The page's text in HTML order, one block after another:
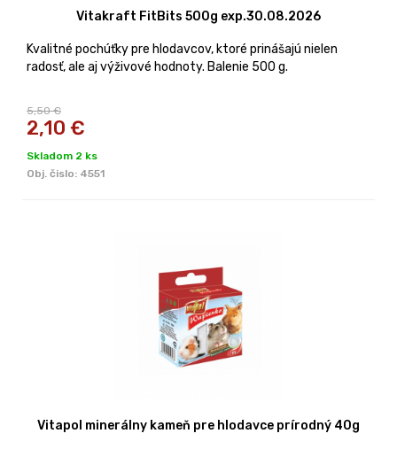
Vitakraft FitBits 500g exp.30.08.2026
Kvalitné pochúťky pre hlodavcov, ktoré prinášajú nielen
radosť, ale aj výživové hodnoty. Balenie 500 g.
5,50 €
2,10 €
Skladom 2 ks
Obj. čislo: 4551
Vitapol minerálny kameň pre hlodavce prírodný 40g